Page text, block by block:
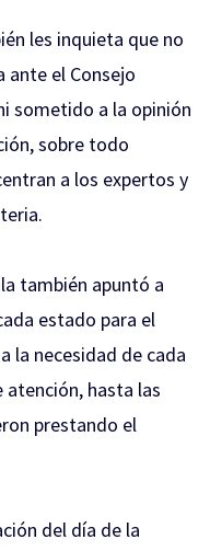
les inquieta que no
ante el Consejo
sometido a la opinión
sobre todo
a los expertos y
también apuntó a
estado para el
la necesidad de cada
hasta las
prestando el
del día de la